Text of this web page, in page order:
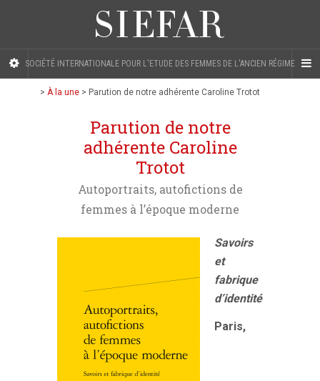
SOCIÉTÉ INTERNATIONALE POUR L'ETUDE DES FEMMES DE L'ANCIEN RÉGIME
> À la une > Parution de notre adhérente Caroline Trotot
Parution de notre
adhérente Caroline
Trotot
Autoportraits, autofictions de
femmes à l’époque moderne
Savoirs
et
fabrique
d’identité
Paris,